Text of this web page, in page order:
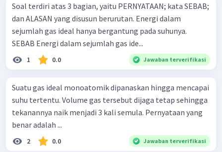
Soal terdiri atas 3 bagian, yaitu PERNYATAAN; kata SEBAB;
dan ALASAN yang disusun berurutan. Energi dalam
sejumlah gas ideal hanya bergantung pada suhunya.
SEBAB Energi dalam sejumlah gas ide...
1 0.0 Jawaban terverifikasi
Suatu gas ideal monoatomik dipanaskan hingga mencapai
suhu tertentu. Volume gas tersebut dijaga tetap sehingga
tekanannya naik menjadi 3 kali semula. Pernyataan yang
benar adalah ...
2 0.0 Jawaban terverifikasi